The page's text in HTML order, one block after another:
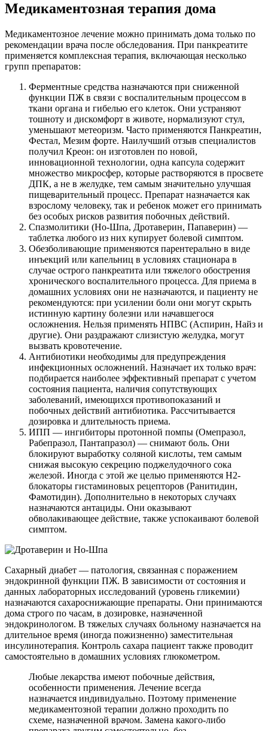
Медикаментозная терапия дома
Медикаментозное лечение можно принимать дома только по
рекомендации врача после обследования. При панкреатите
применяется комплексная терапия, включающая несколько
групп препаратов:
Ферментные средства назначаются при сниженной
функции ПЖ в связи с воспалительным процессом в
ткани органа и гибелью его клеток. Они устраняют
тошноту и дискомфорт в животе, нормализуют стул,
уменьшают метеоризм. Часто применяются Панкреатин,
Фестал, Мезим форте. Наилучший отзыв специалистов
получил Креон: он изготовлен по новой,
инновационной технологии, одна капсула содержит
множество микросфер, которые растворяются в просвете
ДПК, а не в желудке, тем самым значительно улучшая
пищеварительный процесс. Препарат назначается как
взрослому человеку, так и ребенок может его принимать
без особых рисков развития побочных действий.
Спазмолитики (Но-Шпа, Дротаверин, Папаверин) —
таблетка любого из них купирует болевой симптом.
Обезболивающие применяются парентерально в виде
инъекций или капельниц в условиях стационара в
случае острого панкреатита или тяжелого обострения
хронического воспалительного процесса. Для приема в
домашних условиях они не назначаются, и пациенту не
рекомендуются: при усилении боли они могут скрыть
истинную картину болезни или начавшегося
осложнения. Нельзя применять НПВС (Аспирин, Найз и
другие). Они раздражают слизистую желудка, могут
вызвать кровотечение.
Антибиотики необходимы для предупреждения
инфекционных осложнений. Назначает их только врач:
подбирается наиболее эффективный препарат с учетом
состояния пациента, наличия сопутствующих
заболеваний, имеющихся противопоказаний и
побочных действий антибиотика. Рассчитывается
дозировка и длительность приема.
ИПП — ингибиторы протонной помпы (Омепразол,
Рабепразол, Пантапразол) — снимают боль. Они
блокируют выработку соляной кислоты, тем самым
снижая высокую секрецию поджелудочного сока
железой. Иногда с этой же целью применяются Н2-
блокаторы гистаминовых рецепторов (Ранитидин,
Фамотидин). Дополнительно в некоторых случаях
назначаются антациды. Они оказывают
обволакивающее действие, также успокаивают болевой
симптом.
Сахарный диабет — патология, связанная с поражением
эндокринной функции ПЖ. В зависимости от состояния и
данных лабораторных исследований (уровень гликемии)
назначаются сахароснижающие препараты. Они принимаются
дома строго по часам, в дозировке, назначенной
эндокринологом. В тяжелых случаях больному назначается на
длительное время (иногда пожизненно) заместительная
инсулинотерапия. Контроль сахара пациент также проводит
самостоятельно в домашних условиях глюкометром.
Любые лекарства имеют побочные действия,
особенности применения. Лечение всегда
назначается индивидуально. Поэтому применение
медикаментозной терапии должно проходить по
схеме, назначенной врачом. Замена какого-либо